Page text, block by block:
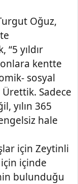
Oğuz,
yıldır
kentte
sosyal
Sadece
yılın 365
hale
için Zeytinli
içinde
bulunduğu